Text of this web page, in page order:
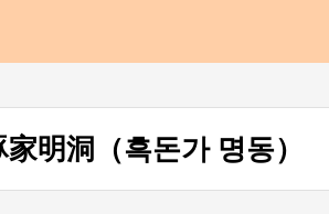
明洞（흑돈가 명동）